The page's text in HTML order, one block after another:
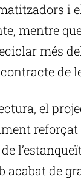
i
mentre
més
de
el
acabat de